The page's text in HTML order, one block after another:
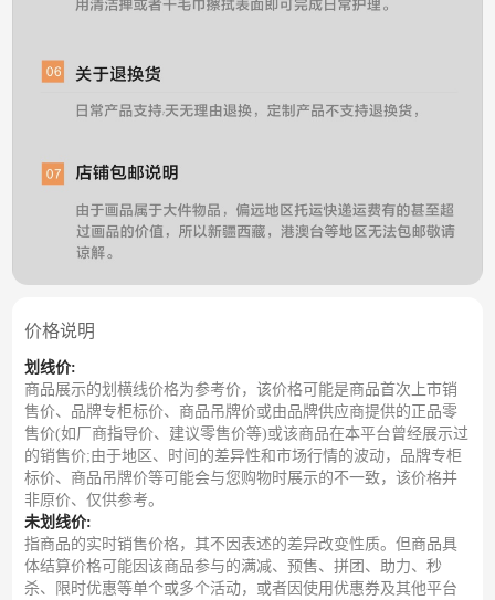
价格说明
划线价:
商品展示的划横线价格为参考价，该价格可能是商品首次上市销
售价、品牌专柜标价、商品吊牌价或由品牌供应商提供的正品零
售价(如厂商指导价、建议零售价等)或该商品在本平台曾经展示过
的销售价;由于地区、时间的差异性和市场行情的波动，品牌专柜
标价、商品吊牌价等可能会与您购物时展示的不一致，该价格并
非原价、仅供参考。
未划线价:
指商品的实时销售价格，其不因表述的差异改变性质。但商品具
体结算价格可能因该商品参与的满减、预售、拼团、助力、秒
杀、限时优惠等单个或多个活动，或者因使用优惠券及其他平台